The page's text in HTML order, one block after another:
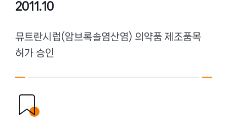
2011.10
뮤트란시럽(암브록솔염산염) 의약품 제조품목
허가 승인